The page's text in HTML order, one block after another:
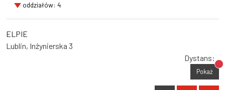
oddziałów: 4
ELPIE
Lublin, Inżynierska 3
Dystans:
Pokaż